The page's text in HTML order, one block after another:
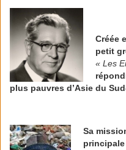
Créée
petit
« Les
plus pauvres d’Asie du
Sa